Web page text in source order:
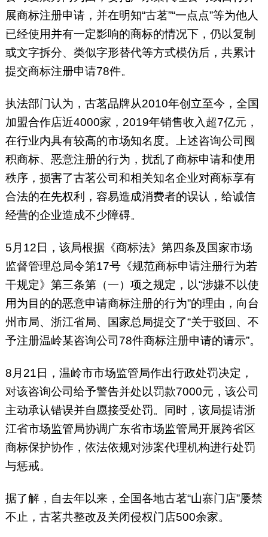
展商标注册申请，并在明知“古茗”“一点点”等为他人
已经使用并有一定影响的商标的情况下，仍以复制
或文字拆分、类似字形替代等方式模仿后，共累计
提交商标注册申请78件。
执法部门认为，古茗品牌从2010年创立至今，全国
加盟合作店近4000家，2019年销售收入超7亿元，
在行业内具有较高的市场知名度。上述咨询公司囤
积商标、恶意注册的行为，扰乱了商标申请和使用
秩序，损害了古茗公司和相关知名企业对商标享有
合法的在先权利，容易造成消费者的误认，给诚信
经营的企业造成不少障碍。
5月12日，该局根据《商标法》第四条及国家市场
监督管理总局令第17号《规范商标申请注册行为若
干规定》第三条第（一）项之规定，以“涉嫌不以使
用为目的的恶意申请商标注册的行为”的理由，向台
州市局、浙江省局、国家总局提交了“关于驳回、不
予注册温岭某咨询公司78件商标注册申请的请示”。
8月21日，温岭市市场监管局作出行政处罚决定，
对该咨询公司给予警告并处以罚款7000元，该公司
主动承认错误并自愿接受处罚。同时，该局提请浙
江省市场监管局协调广东省市场监管局开展跨省区
商标保护协作，依法依规对涉案代理机构进行处罚
与惩戒。
据了解，自去年以来，全国各地古茗“山寨门店”屡禁
不止，古茗共整改及关闭侵权门店500余家。